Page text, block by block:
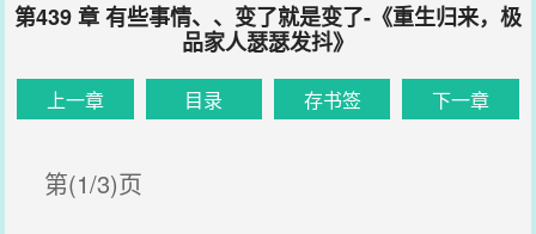
第439 章 有些事情、、变了就是变了-《重生归来，极
品家人瑟瑟发抖》
上一章 目录 存书签 下一章
第(1/3)页